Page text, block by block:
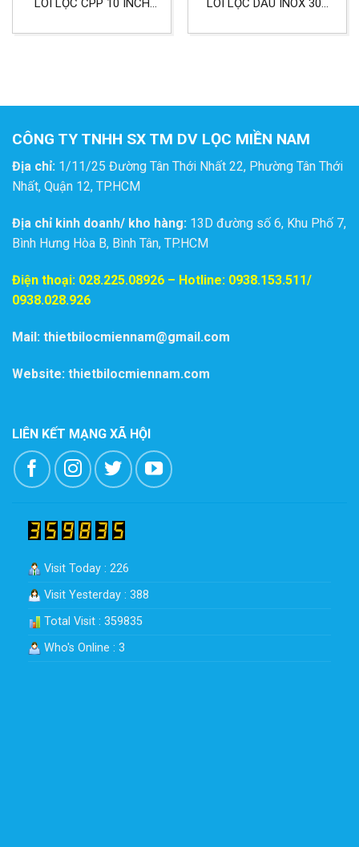
LÕI LỌC CPP 10 INCH
MÁY, LỌC NHỚT
LÕI LỌC DẦU INOX 304
CAO
CÔNG TY TNHH SX TM DV LỌC MIỀN NAM
Địa chỉ: 1/11/25 Đường Tân Thới Nhất 22, Phường Tân Thới
Nhất, Quận 12, TP.HCM
Địa chỉ kinh doanh/ kho hàng: 13D đường số 6, Khu Phố 7,
Bình Hưng Hòa B, Bình Tân, TP.HCM
Điện thoại: 028.225.08926 – Hotline: 0938.153.511/
0938.028.926
Mail: thietbilocmiennam@gmail.com
Website: thietbilocmiennam.com
LIÊN KẾT MẠNG XÃ HỘI
Visit Today : 226
Visit Yesterday : 388
Total Visit : 359835
Who's Online : 3